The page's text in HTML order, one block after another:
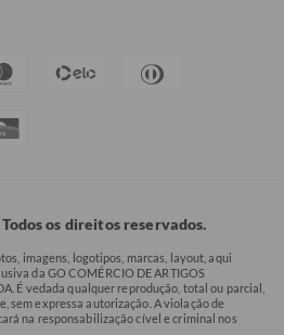
os direitos reservados.
imagens, logotipos, marcas, layout, aqui
da GO COMÉRCIO DE ARTIGOS
É vedada qualquer reprodução, total ou parcial,
sem expressa autorização. A violação de
na responsabilização cível e criminal nos